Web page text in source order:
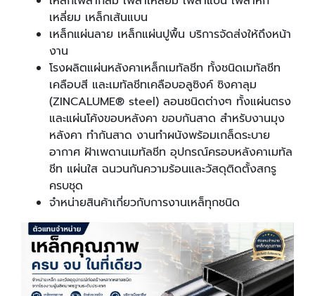
เหลี่ยม เหล็กเส้นแบน
เหล็กแผ่นลาย เหล็กแผ่นปูพื้น บริการจัดส่งให้ถึงหน้า
งาน
โรงผลิตแผ่นหลังคาเหล็กเมทัลชีท ทั้งชนิดเมทัลชีท
เคลือบสี และเมทัลชีทเคลือบอลูซิงค์ ซิงคาลุม
(ZINCALUME® steel) ลอนชนิดต่างๆ ทั้งแผ่นตรง
และแผ่นโค้งขอบหลังคา ขอบกันสาด สำหรับงานมุง
หลังคา ทำกันสาด งานทำผนังพร้อมเกล็ดระบาย
อากาศ ฝ้าเพดานเมทัลชีท อุปกรณ์ครอบหลังคาเมทัล
ชีท แผ่นใส ฉนวนกันความร้อนและวัสดุติดตั้งสกรู
ครบชุด
จำหน่ายสินค้าเกี่ยวกับการงานเหล็ทุกชนิด